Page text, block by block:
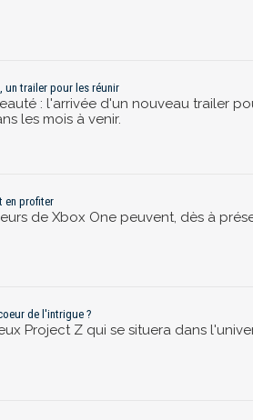
un trailer pour les réunir
: l'arrivée d'un nouveau trailer
les mois à venir.
en profiter
de Xbox One peuvent, dès à
de l'intrigue ?
Project Z qui se situera dans